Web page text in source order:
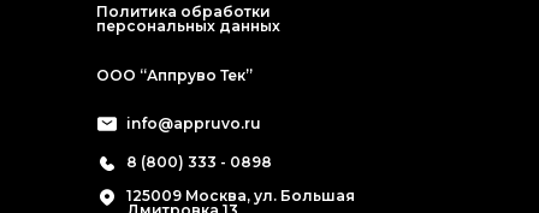
Политика обработки
персональных данных
ООО “Аппруво Тек”
info@appruvo.ru
8 (800) 333 - 0898
125009 Москва, ул. Большая